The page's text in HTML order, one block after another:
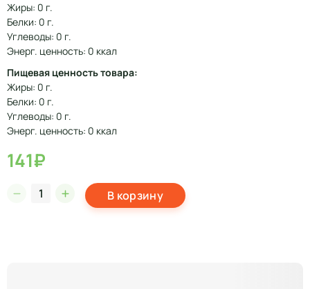
Жиры: 0 г.
Белки: 0 г.
Углеводы: 0 г.
Энерг. ценность: 0 ккал
Пищевая ценность товара:
Жиры: 0 г.
Белки: 0 г.
Углеводы: 0 г.
Энерг. ценность: 0 ккал
141₽
В корзину